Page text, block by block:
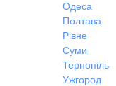
Одеса
Полтава
Рівне
Суми
Тернопіль
Ужгород